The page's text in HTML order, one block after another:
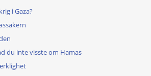
i Gaza?
du inte visste om Hamas